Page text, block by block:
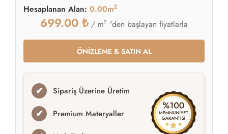
Hesaplanan Alan: 0.00m2
699.00 ₺ / m2 'den başlayan fiyatlarla
ÖNİZLEME & SATIN AL
✔ Sipariş Üzerine Üretim
✔ Premium Materyaller